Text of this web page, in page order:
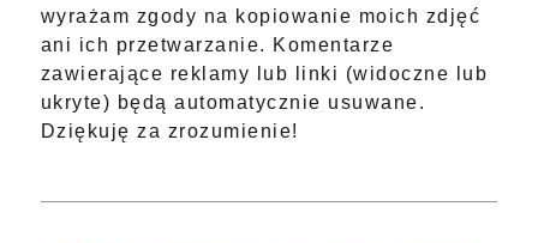
wyrażam zgody na kopiowanie moich zdjęć
ani ich przetwarzanie. Komentarze
zawierające reklamy lub linki (widoczne lub
ukryte) będą automatycznie usuwane.
Dziękuję za zrozumienie!